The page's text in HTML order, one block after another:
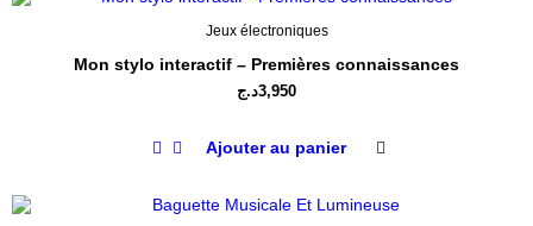
Jeux électroniques
Mon stylo interactif – Premières connaissances
3,950د.ج
Ajouter au panier